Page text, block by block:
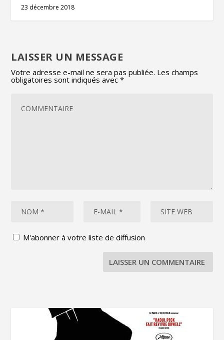
23 décembre 2018
LAISSER UN MESSAGE
Votre adresse e-mail ne sera pas publiée. Les champs
obligatoires sont indiqués avec*
M'abonner à votre liste de diffusion